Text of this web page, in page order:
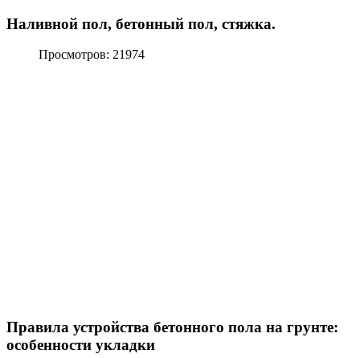
Наливной пол, бетонный пол, стяжка.
Просмотров: 21974
Правила устройства бетонного пола на грунте:
особенности укладки